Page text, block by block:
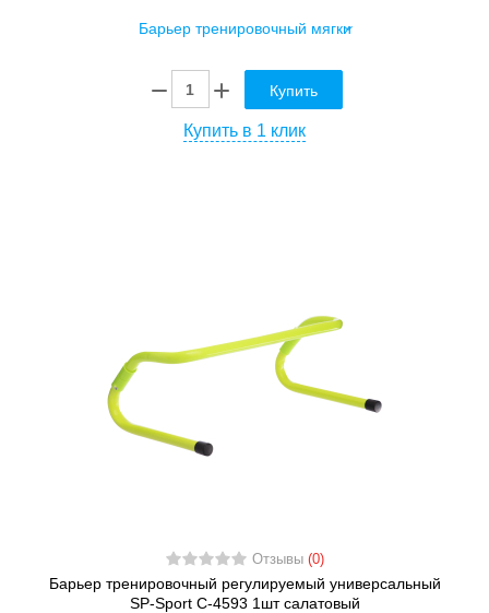
Купить
Купить в 1 клик
Отзывы (0)
Барьер тренировочный регулируемый универсальный
SP-Sport C-4593 1шт салатовый